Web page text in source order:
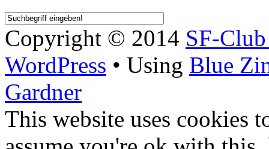
Copyright © 2014 SF-
WordPress • Using Blue
Gardner
This website uses cookies